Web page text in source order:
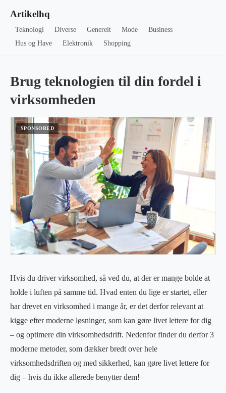
Artikelhq
Teknologi Diverse Generelt Mode
Business
Hus og Have
Elektronik Shopping
Brug teknologien til din fordel i
virksomheden
Hvis du driver virksomhed, så ved du, at der er mange bolde at
holde i luften på samme tid. Hvad enten du lige er startet, eller
har drevet en virksomhed i mange år, er det derfor relevant at
kigge efter moderne løsninger, som kan gøre livet lettere for dig
– og optimere din virksomhedsdrift. Nedenfor finder du derfor 3
moderne metoder, som dækker bredt over hele
virksomhedsdriften og med sikkerhed, kan gøre livet lettere for
dig – hvis du ikke allerede benytter dem!